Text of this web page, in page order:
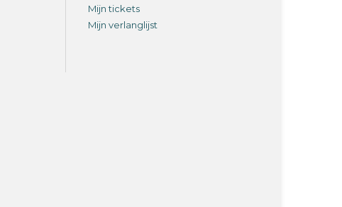
Mijn tickets
Mijn verlanglijst